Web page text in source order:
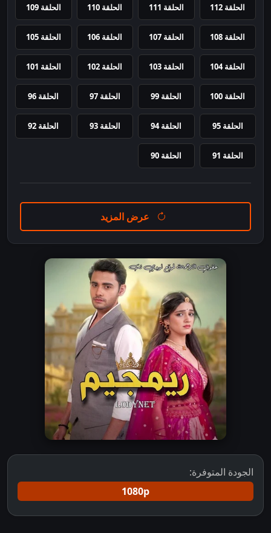
الحلقة 112 الحلقة 111 الحلقة 110 الحلقة 109
الحلقة 108 الحلقة 107 الحلقة 106 الحلقة 105
الحلقة 104 الحلقة 103 الحلقة 102 الحلقة 101
الحلقة 100 الحلقة 99 الحلقة 97 الحلقة 96
الحلقة 95 الحلقة 94 الحلقة 93 الحلقة 92
الحلقة 91 الحلقة 90
عرض المزيد
الجودة المتوفرة:
1080p